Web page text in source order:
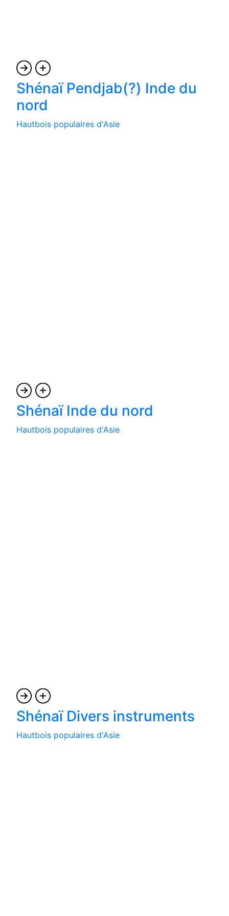
Shénaï Pendjab(?) Inde du
nord
Hautbois populaires d'Asie
Shénaï Inde du nord
Hautbois populaires d'Asie
Shénaï Divers instruments
Hautbois populaires d'Asie